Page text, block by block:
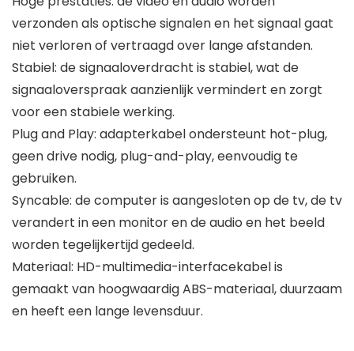
verzonden als optische signalen en het signaal gaat
niet verloren of vertraagd over lange afstanden.
Stabiel: de signaaloverdracht is stabiel, wat de
signaaloverspraak aanzienlijk vermindert en zorgt
voor een stabiele werking.
Plug and Play: adapterkabel ondersteunt hot-plug,
geen drive nodig, plug-and-play, eenvoudig te
gebruiken.
Syncable: de computer is aangesloten op de tv, de tv
verandert in een monitor en de audio en het beeld
worden tegelijkertijd gedeeld.
Materiaal: HD-multimedia-interfacekabel is
gemaakt van hoogwaardig ABS-materiaal, duurzaam
en heeft een lange levensduur.